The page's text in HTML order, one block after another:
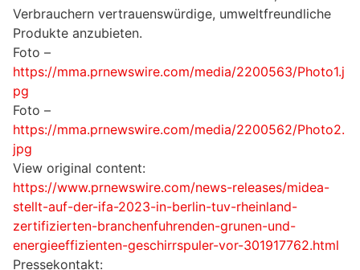
Verbrauchern vertrauenswürdige, umweltfreundliche
Produkte anzubieten.
Foto –
https://mma.prnewswire.com/media/2200563/Photo1.j
pg
Foto –
https://mma.prnewswire.com/media/2200562/Photo2.
jpg
View original content:
https://www.prnewswire.com/news-releases/midea-
stellt-auf-der-ifa-2023-in-berlin-tuv-rheinland-
zertifizierten-branchenfuhrenden-grunen-und-
energieeffizienten-geschirrspuler-vor-301917762.html
Pressekontakt: